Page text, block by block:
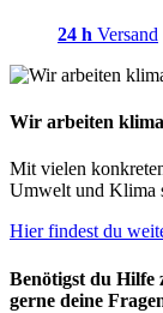
24 h Versand
Wir arbeiten
Mit vielen
Umwelt und Klima
Hier findest du
Benötigst du Hilfe
gerne deine